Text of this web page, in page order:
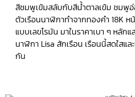
สีชมพูเข้มสลับกับสีน้ำตาลเข้ม ชมพู
ตัวเรือนนาฬิกาทำจากทองคำ 18K
แบบเลขโรมัน มาในราคาเบา ๆ หลัก
นาฬิกา Lisa สักเรือน เรือนนี้สดใสแ
กัน